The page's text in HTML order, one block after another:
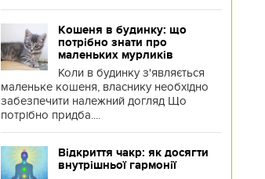
Кошеня в будинку: що
потрібно знати про
маленьких мурликів
Коли в будинку з'являється
маленьке кошеня, власнику необхідно
забезпечити належний догляд Що
потрібно придба....
Відкриття чакр: як досягти
внутрішньої гармонії